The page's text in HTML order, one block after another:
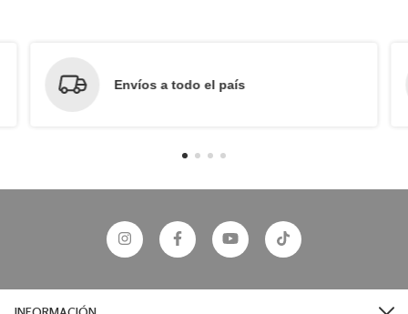
Envíos a todo el país